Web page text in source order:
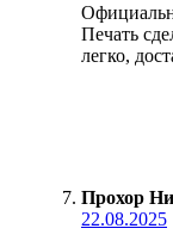
Печать
легко,
Прохор
22.08.2025